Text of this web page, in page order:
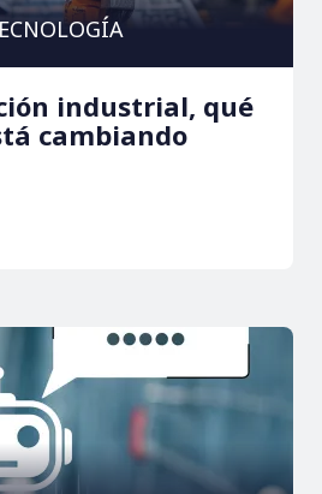
industrial, qué
cambiando